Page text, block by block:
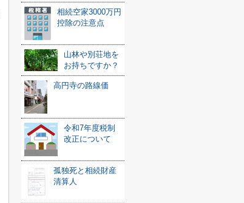
相続空家3000万円
控除の注意点
山林や別荘地を
お持ちですか？
高円寺の路線価
令和7年度税制
改正について
孤独死と相続財産
清算人